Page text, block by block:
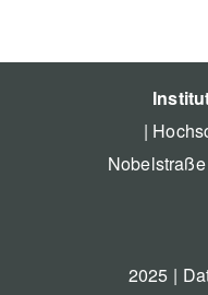
|
2025 |